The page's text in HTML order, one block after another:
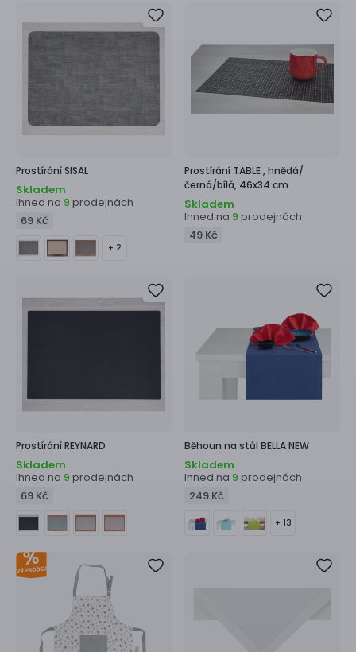
ProstíráníSISAL
Skladem
Ihned na 9 prodejnách
69 Kč
+ 2
Prostírání TABLE ,hnědá/
černá/bílá, 46x34 cm
Skladem
Ihned na 9 prodejnách
49 Kč
ProstíráníREYNARD
Skladem
Ihned na 9 prodejnách
69 Kč
Běhoun na stůl BELLA NEW
Skladem
Ihned na 9 prodejnách
249 Kč
+ 13